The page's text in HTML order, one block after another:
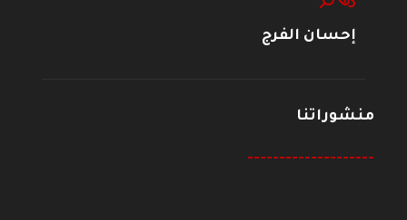
إحسان الفرج
منشوراتنا
--------------------